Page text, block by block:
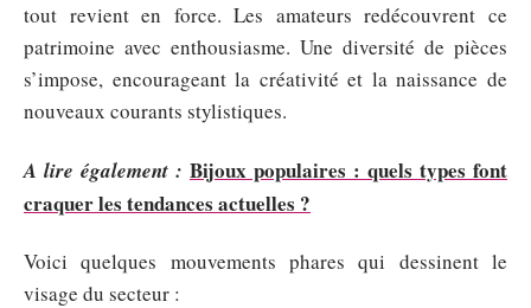
tout revient en force. Les amateurs redécouvrent ce
patrimoine avec enthousiasme. Une diversité de pièces
s’impose, encourageant la créativité et la naissance de
nouveaux courants stylistiques.
A lire également : Bijoux populaires : quels types font
craquer les tendances actuelles ?
Voici quelques mouvements phares qui dessinent le
visage du secteur :